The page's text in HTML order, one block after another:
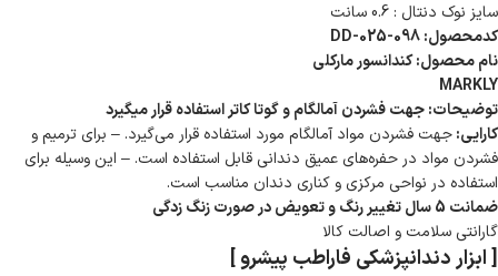
سایز نوک دنتال : 0.6 سانت
کدمحصول: DD-025-098
نام محصول: کندانسور مارکلی
MARKLY
توضیحات: جهت فشردن آمالگام و گوتا کاتر استفاده قرار میگیرد
کارایی:جهت فشردن مواد آمالگام مورد استفاده قرار می‌گیرد. – برای ترمیم و
فشردن مواد در حفره‌های عمیق دندانی قابل استفاده است. – این وسیله برای
استفاده در نواحی مرکزی و کناری دندان مناسب است.
ضمانت 5 سال تغییر رنگ و تعویض در صورت زنگ زدگی
گارانتی سلامت و اصالت کالا
[ ابزار دندانپزشکی فاراطب پیشرو ]